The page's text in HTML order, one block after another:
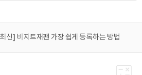
신] 비지트재팬 가장 쉽게 등록하는 방법